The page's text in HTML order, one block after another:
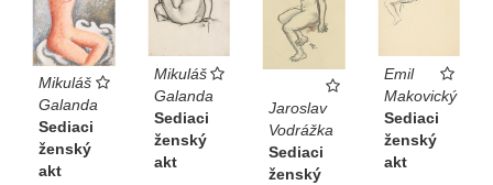
Mikuláš
Galanda
Sediaci
ženský
akt
Mikuláš
Galanda
Sediaci
ženský
akt
Jaroslav
Vodrážka
Sediaci
ženský
Emil
Makovický
Sediaci
ženský
akt